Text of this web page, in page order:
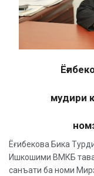
Ё
мудири
Ёғибекова Бика
Ишкошими ВМКБ
санъати ба номи